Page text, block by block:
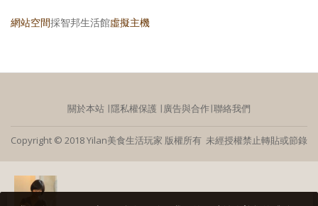
網站空間採智邦生活館虛擬主機
關於本站 ∣隱私權保護 ∣ 廣告與合作∣聯絡我們
Copyright © 2018 Yilan美食生活玩家 版權所有 未經授權禁止轉貼或節錄